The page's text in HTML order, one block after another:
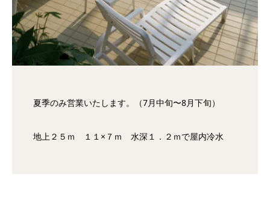
夏季のみ営業いたします。（7月中旬〜8月下旬）
地上２５ｍ １１×７ｍ 水深１．２ｍで屋内冷水